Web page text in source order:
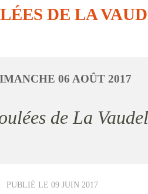
DE LA
06 AOÛT 2017
de La
PUBLIÉ LE 09 JUIN 2017